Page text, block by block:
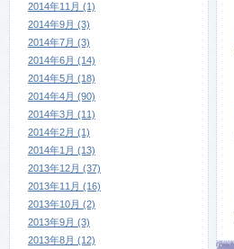
2014年11月 (1)
2014年9月 (3)
2014年7月 (3)
2014年6月 (14)
2014年5月 (18)
2014年4月 (90)
2014年3月 (11)
2014年2月 (1)
2014年1月 (13)
2013年12月 (37)
2013年11月 (16)
2013年10月 (2)
2013年9月 (3)
2013年8月 (12)